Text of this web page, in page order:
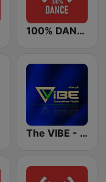
100% DANCE
The VIBE - Dancefloor Radio